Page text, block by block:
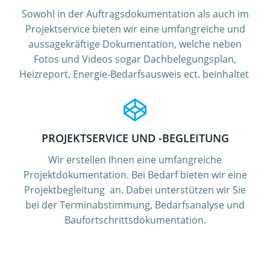
Sowohl in der Auftragsdokumentation als auch im
Projektservice bieten wir eine umfangreiche und
aussagekräftige Dokumentation, welche neben
Fotos und Videos sogar Dachbelegungsplan,
Heizreport, Energie-Bedarfsausweis ect. beinhaltet
PROJEKTSERVICE UND -BEGLEITUNG
Wir erstellen Ihnen eine umfangreiche
Projektdokumentation. Bei Bedarf bieten wireine
Projektbegleitung an. Dabei unterstützen wir Sie
bei der Terminabstimmung, Bedarfsanalyse und
Baufortschrittsdokumentation.